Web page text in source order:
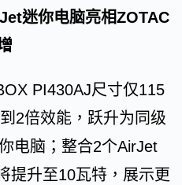
迷你电脑亮相ZOTAC
PI430AJ尺寸仅115
2倍效能，跃升为同级
电脑；整合2个AirJet
提升至10瓦特，展示更